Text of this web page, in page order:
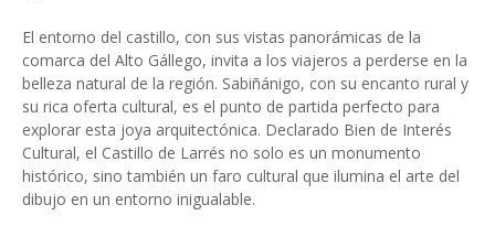
El entorno del castillo, con sus vistas panorámicas de la
comarca del Alto Gállego, invita a los viajeros a perderse en la
belleza natural de la región. Sabiñánigo, con su encanto rural y
su rica oferta cultural, es el punto de partida perfecto para
explorar esta joya arquitectónica. Declarado Bien de Interés
Cultural, el Castillo de Larrés no solo es un monumento
histórico, sino también un faro cultural que ilumina el arte del
dibujo en un entorno inigualable.